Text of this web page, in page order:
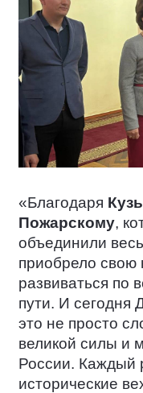
«Благодаря
Пожарскому,
объединили
приобрело свою
развиваться по
пути. И сегодня
это не просто
великой силы и
России. Каждый
исторические